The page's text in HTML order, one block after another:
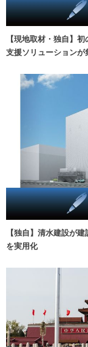
【現地取材・独自】
支援ソリューションが
【独自】清水建設が
を実用化